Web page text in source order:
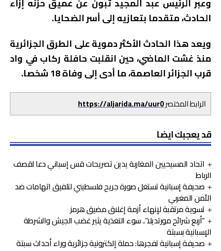
الحادث، متقدما بتعازيه إلى أسر الضحايا.
ويعد هذا الحادث الأكثر دموية على الطرق الجزائرية
منذ غشت الماضي، حين انقلبت حافلة ركاب في واد
قرب الجزائر العاصمة، ما أدى إلى وفاة 18 شخصا.
الرابط المختصرhttps://aljarida.ma/uur0
قد يعجبك ايضا
اتحاد المسيحيين المغاربة يدين تصريحات قس إسباني دعا لقصف
الرباط
صحيفة إسبانية تستغل صورة جريح فلسطيني لتلفيق اتهامات ضد
الأمن المغربي
تسوية مرتقبة لإنهاء أزمة إغلاق مضيق هرمز
“أربع شرائح مورتديلا”.. سوء التغذية يثير غضب الجيش والشرطة
الإسبانية بسبتة
صحيفة إسبانية تفجرها: حملة إلكترونية جزائرية وراء أحداث سبتة